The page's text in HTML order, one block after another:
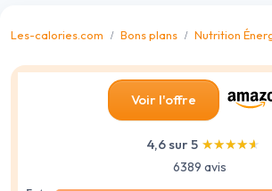
Les-calories.com Bons plans Nutrition
Voir l'offre
4,6 sur 5 ★★★★★
★★★★★
6389 avis